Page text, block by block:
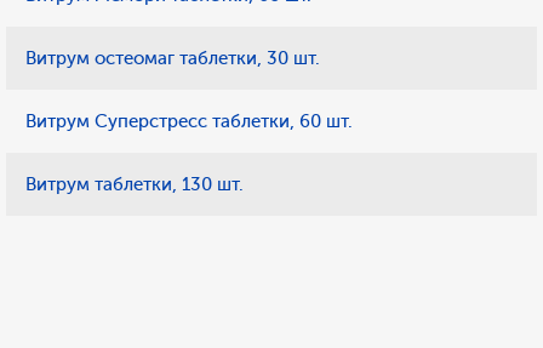
Витрум остеомаг таблетки, 30 шт.
Витрум Суперстресс таблетки, 60 шт.
Витрум таблетки, 130 шт.